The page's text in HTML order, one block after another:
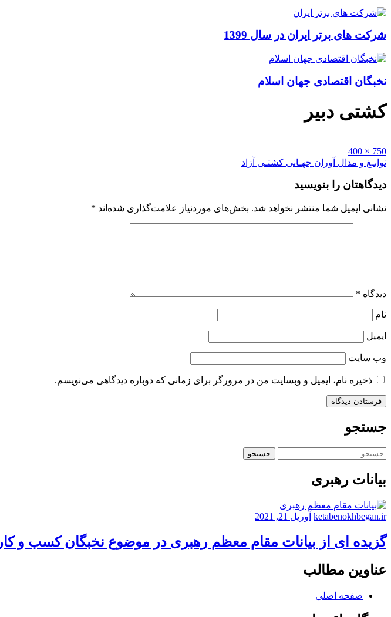
شرکت های برتر ایران در سال 1399
نخبگان اقتصادی جهان اسلام
کشتی دبیر
Full
size
750 × 400
راهبری
نوشته
نوابـغ و مدال آوران جهـانی کشتـی آزاد
دیدگاهتان را بنویسید
نشانی ایمیل شما منتشر نخواهد شد. بخش‌های موردنیاز علامت‌گذاری شده‌اند *
دیدگاه *
نام
ایمیل
وب‌ سایت
ذخیره نام، ایمیل و وبسایت من در مرورگر برای زمانی که دوباره دیدگاهی می‌نویسم.
جستجو
جستجو
بیانات رهبری
ketabenokhbegan.ir آوریل 21, 2021
گزیده ای از بیانات مقام معظم رهبری در موضوع نخبگان کسب و کار
عناوین مطالب
صفحه اصلی